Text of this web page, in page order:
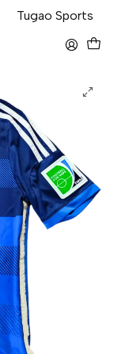
Tugao Sports